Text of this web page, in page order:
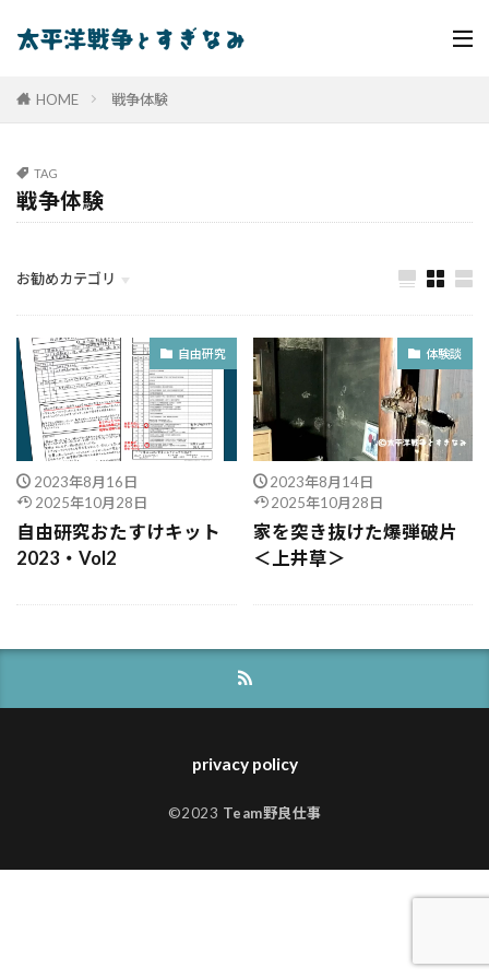
HOME 戦争体験
TAG
戦争体験
お勧めカテゴリ
グローバルナビゲーション
イベント
戦争遺跡
自由研究
2023年8月16日
2025年10月28日
自由研究おたすけキット
2023・Vol2
体験談
2023年8月14日
2025年10月28日
家を突き抜けた爆弾破片
＜上井草＞
privacy policy
©2023 Team野良仕事